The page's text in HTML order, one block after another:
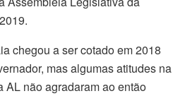
chegou a ser cotado em 2018
mas algumas atitudes na
AL não agradaram ao então